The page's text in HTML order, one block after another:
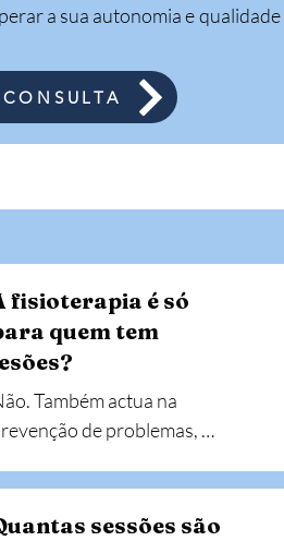
a sua autonomia e qualidade
fisioterapia é só
quem tem
Também actua na
de problemas,
físico e bem-estar
sessões são